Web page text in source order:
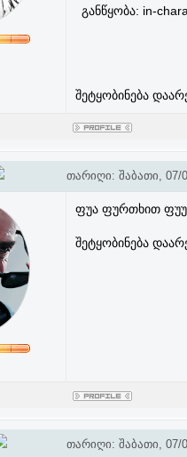
განწყობა: in-
შეტყობინება
თარიღი: შაბათი, 07/
ფუა ფურთხით
შეტყობინება
თარიღი: შაბათი, 07/